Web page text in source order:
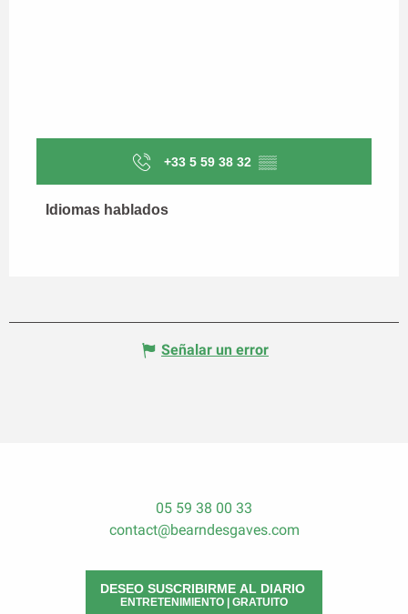
+33 5 59 38 32 ▒▒
Idiomas hablados
Idiomas hablados
Señalar un error
05 59 38 00 33
contact@bearndesgaves.com
DESEO SUSCRIBIRME AL DIARIO
ENTRETENIMIENTO | GRATUITO